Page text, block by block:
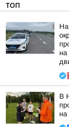
ТОП
На
на
В
на